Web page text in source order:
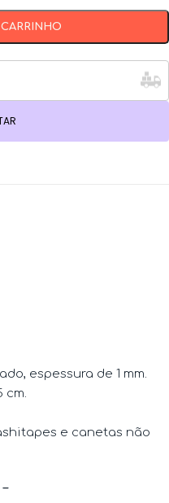
espessura de 1 mm.
cm.
e canetas não